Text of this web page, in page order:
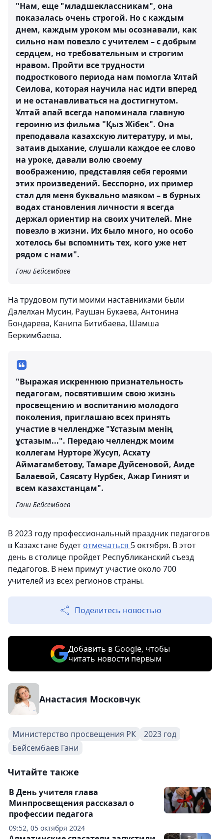
"Нам, еще "младшеклассникам", она
показалась очень строгой. Но с каждым
днем, каждым уроком мы осознавали, как
сильно нам повезло с учителем – с добрым
сердцем, но требовательным и строгим
нравом. Пройти все трудности
подросткового периода нам помогла Ұлтай
Сеилова, которая научила нас идти вперед
и не останавливаться на достигнутом.
Ұлтай апай всегда напоминала главную
героиню из фильма "Қыз Жібек". Она
преподавала казахскую литературу, и мы,
затаив дыхание, слушали каждое ее слово
на уроке, давали волю своему
воображению, представляя себя героями
этих произведений. Бесспорно, их пример
стал для меня буквально маяком – в бурных
водах становления личности я всегда
держал ориентир на своих учителей. Мне
повезло в жизни. Их было много, но особо
хотелось бы вспомнить тех, кого уже нет
рядом с нами".
Гани Бейсембаев
На трудовом пути моими наставниками были
Далелхан Мусин, Раушан Букаева, Антонина
Бондарева, Канипа Битибаева, Шамша
Беркимбаева.
"Выражая искреннюю признательность
педагогам, посвятившим свою жизнь
просвещению и воспитанию молодого
поколения, приглашаю всех принять
участие в челлендже "Ұстазым менің
ұстазым...". Передаю челлендж моим
коллегам Нурторе Жусуп, Асхату
Аймагамбетову, Тамаре Дуйсеновой, Аиде
Балаевой, Саясату Нурбек, Ажар Гиният и
всем казахстанцам".
Гани Бейсембаев
В 2023 году профессиональный праздник педагогов
в Казахстане будет отмечаться 5 октября. В этот
день в столице пройдет Республиканский съезд
педагогов. В нем примут участие около 700
учителей из всех регионов страны.
Поделитесь новостью
Добавить в Google, чтобы
читать новости первым
Анастасия Московчук
Министерство просвещения РК
2023 год
Бейсембаев Гани
Читайте также
09:52, 05 октября 2024
В День учителя глава
Минпросвещения рассказал о
профессии педагога